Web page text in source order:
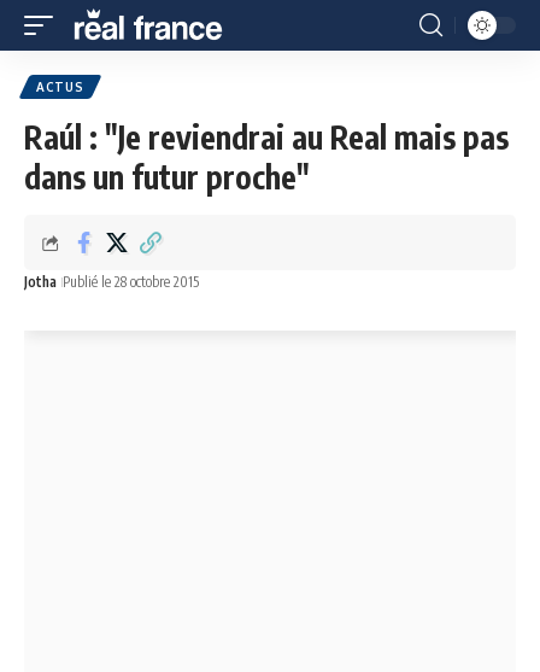
ACTUS
Raúl : "Je reviendrai au Real mais pas
dans un futur proche"
Jotha Publié le 28 octobre 2015